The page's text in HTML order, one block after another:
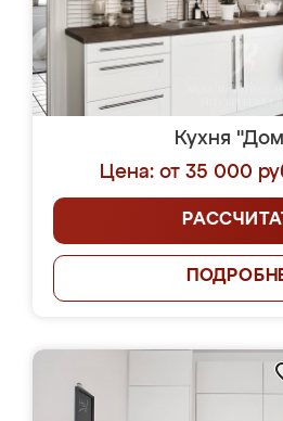
Кухня
Цена: от 35 000